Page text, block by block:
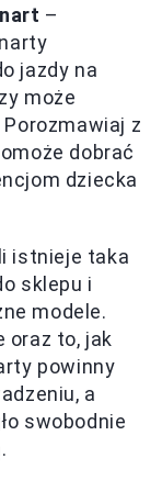
–
jazdy na
może
z
dobrać
dziecka
istnieje taka
sklepu i
modele.
oraz to, jak
powinny
a
swobodnie